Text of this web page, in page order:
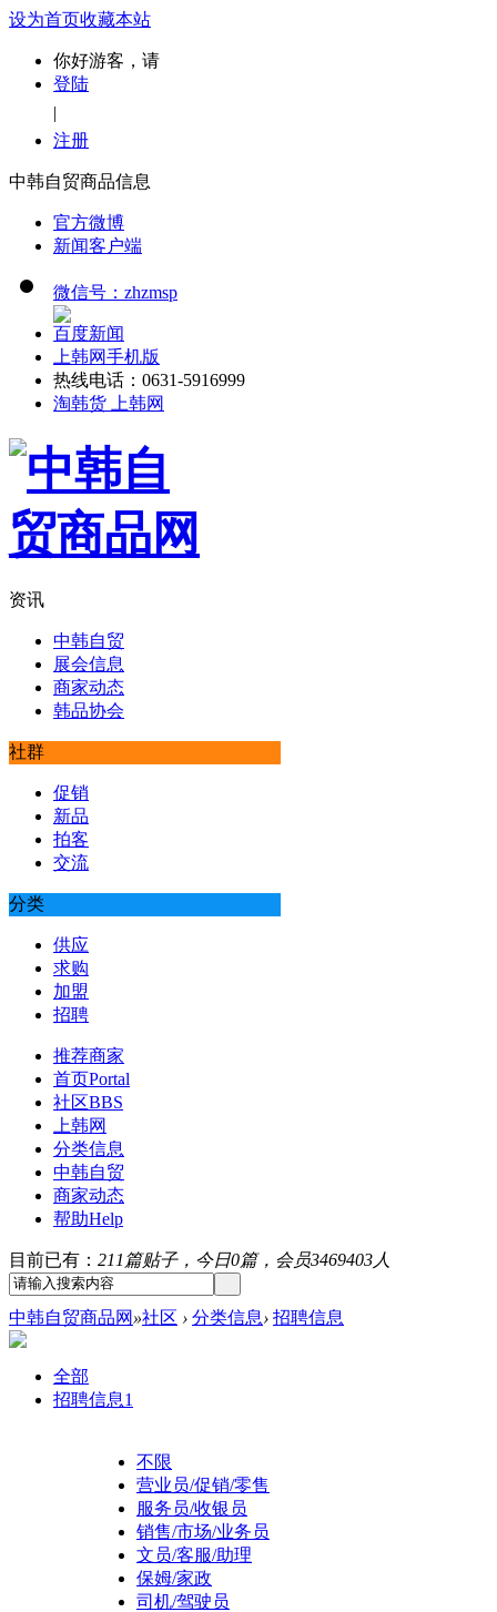
设为首页收藏本站
你好游客，请
登陆
|
注册
中韩自贸商品信息
官方微博
新闻客户端
微信号：zhzmsp
百度新闻
上韩网手机版
热线电话：0631-5916999
淘韩货 上韩网
资讯
中韩自贸
展会信息
商家动态
韩品协会
社群
促销
新品
拍客
交流
分类
供应
求购
加盟
招聘
推荐商家
首页Portal
社区BBS
上韩网
分类信息
中韩自贸
商家动态
帮助Help
目前已有： 211篇贴子，今日0篇，会员3469403人
中韩自贸商品网 »社区 › 分类信息› 招聘信息
全部
招聘信息1
不限
营业员/促销/零售
服务员/收银员
销售/市场/业务员
文员/客服/助理
保姆/家政
司机/驾驶员